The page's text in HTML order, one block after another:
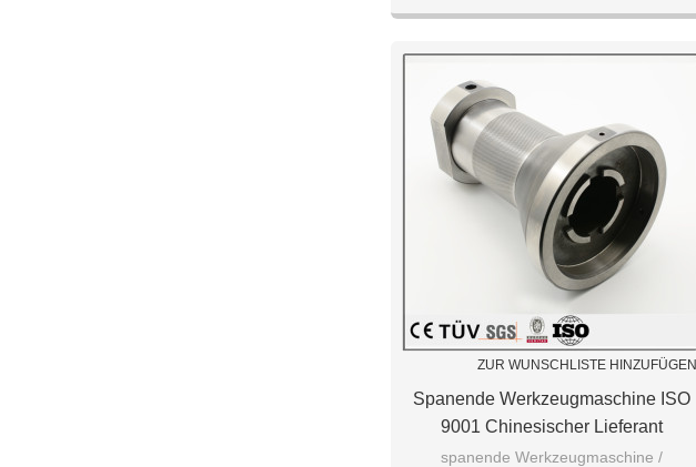
Aluminiumlegierung Teile
ZUR WUNSCHLISTE HINZUFÜGEN
Spanende Werkzeugmaschine ISO
9001 Chinesischer Lieferant
Hochwertiger Kundenspezifischer
spanende Werkzeugmaschine /